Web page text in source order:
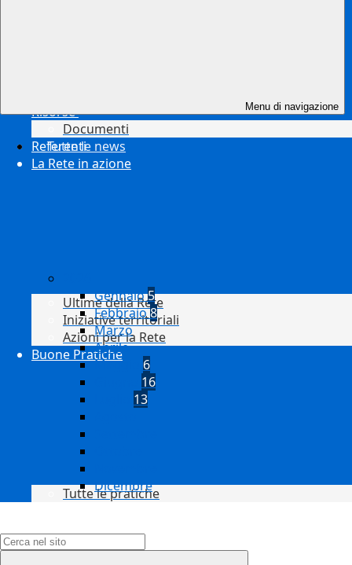
Risorse
Documenti
Referenti
La Rete in azione
Ultime della Rete
Iniziative territoriali
Azioni per la Rete
Buone Pratiche
Tutte le pratiche
Menu di navigazione
Tutte le news
Gennaio5
Febbraio8
Marzo
Aprile
Maggio 6
16
13
Dicembre